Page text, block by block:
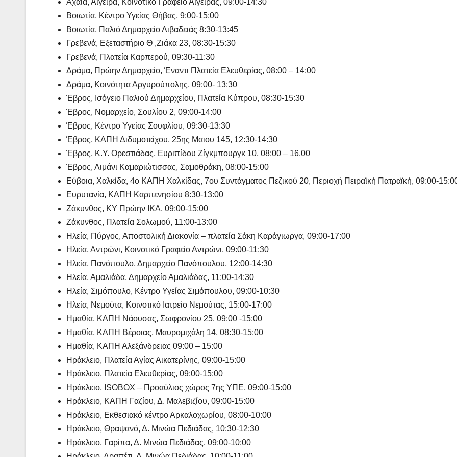
Βοιωτία, Κέντρο Υγείας Θήβας, 9:00-15:00
Βοιωτία, Παλιό Δημαρχείο Λιβαδειάς 8:30-13:45
Γρεβενά, Εξεταστήριο Θ ,Ζιάκα 23, 08:30-15:30
Γρεβενά, Πλατεία Καρπερού, 09:30-11:30
Δράμα, Πρώην Δημαρχείο, Έναντι Πλατεία Ελευθερίας, 08:00 – 14:00
Δράμα, Κοινότητα Αργυρούπολης, 09:00- 13:30
Έβρος, Ισόγειο Παλιού Δημαρχείου, Πλατεία Κύπρου, 08:30-15:30
Έβρος, Νομαρχείο, Σουλίου 2, 09:00-14:00
Έβρος, Κέντρο Υγείας Σουφλίου, 09:30-13:30
Έβρος, ΚΑΠΗ Διδυμοτείχου, 25ης Μαιου 145, 12:30-14:30
Έβρος, Κ.Υ. Ορεστιάδας, Ευριπίδου Ζίγκμπουργκ 10, 08:00 – 16.00
Έβρος, Λιμάνι Καμαριώτισσας, Σαμοθράκη, 08:00-15:00
Εύβοια, Χαλκίδα, 4ο ΚΑΠΗ Χαλκίδας, 7ου Συντάγματος Πεζικού 20, Περιοχή Πειραϊκή Πατραϊκή, 09:00-
Ευρυτανία, ΚΑΠΗ Καρπενησίου 8:30-13:00
Ζάκυνθος, ΚΥ Πρώην ΙΚΑ, 09:00-15:00
Ζάκυνθος, Πλατεία Σολωμού, 11:00-13:00
Ηλεία, Πύργος, Αποστολική Διακονία – πλατεία Σάκη Καράγιωργα, 09:00-17:00
Ηλεία, Αντρώνι, Κοινοτικό Γραφείο Αντρώνι, 09:00-11:30
Ηλεία, Πανόπουλο, Δημαρχείο Πανόπουλου, 12:00-14:30
Ηλεία, Αμαλιάδα, Δημαρχείο Αμαλιάδας, 11:00-14:30
Ηλεία, Σιμόπουλο, Κέντρο Υγείας Σιμόπουλου, 09:00-10:30
Ηλεία, Νεμούτα, Κοινοτικό Ιατρείο Νεμούτας, 15:00-17:00
Ημαθία, ΚΑΠΗ Νάουσας, Σωφρονίου 25. 09:00 -15:00
Ημαθία, ΚΑΠΗ Βέροιας, Μαυρομιχάλη 14, 08:30-15:00
Ημαθία, ΚΑΠΗ Αλεξάνδρειας 09:00 – 15:00
Ηράκλειο, Πλατεία Αγίας Αικατερίνης, 09:00-15:00
Ηράκλειο, Πλατεία Ελευθερίας, 09:00-15:00
Ηράκλειο, ISOBOX – Προαύλιος χώρος 7ης ΥΠΕ, 09:00-15:00
Ηράκλειο, ΚΑΠΗ Γαζίου, Δ. Μαλεβιζίου, 09:00-15:00
Ηράκλειο, Εκθεσιακό κέντρο Αρκαλοχωρίου, 08:00-10:00
Ηράκλειο, Θραψανό, Δ. Μινώα Πεδιάδας, 10:30-12:30
Ηράκλειο, Γαρίπα, Δ. Μινώα Πεδιάδας, 09:00-10:00